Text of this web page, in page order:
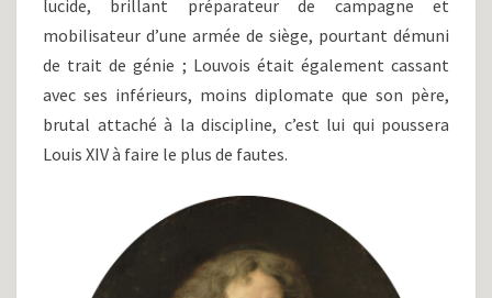
lucide, brillant préparateur de campagne et
mobilisateur d’une armée de siège, pourtant démuni
de trait de génie ; Louvois était également cassant
avec ses inférieurs, moins diplomate que son père,
brutal attaché à la discipline, c’est lui qui poussera
Louis XIV à faire le plus de fautes.